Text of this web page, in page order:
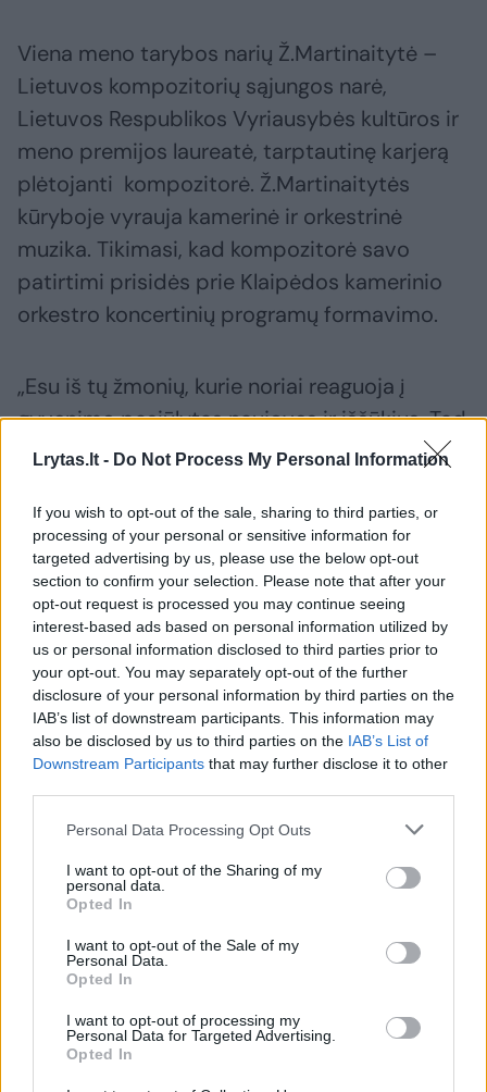
Lrytas.lt - Do Not Process My Personal Information
If you wish to opt-out of the sale, sharing to third parties, or
processing of your personal or sensitive information for
targeted advertising by us, please use the below opt-out
section to confirm your selection. Please note that after your
opt-out request is processed you may continue seeing
interest-based ads based on personal information utilized by
us or personal information disclosed to third parties prior to
your opt-out. You may separately opt-out of the further
disclosure of your personal information by third parties on the
IAB’s list of downstream participants. This information may
also be disclosed by us to third parties on the IAB’s List of
Downstream Participants that may further disclose it to other
Personal Data Processing Opt Outs
I want to opt-out of the Sharing of my
personal data.
Opted In
I want to opt-out of the Sale of my
Personal Data.
Opted In
I want to opt-out of processing my
Personal Data for Targeted Advertising.
Opted In
Viena meno tarybos narių Ž.Martinaitytė –
Lietuvos kompozitorių sąjungos narė,
Lietuvos Respublikos Vyriausybės kultūros ir
meno premijos laureatė, tarptautinę karjerą
plėtojanti kompozitorė. Ž.Martinaitytės
kūryboje vyrauja kamerinė ir orkestrinė
muzika. Tikimasi, kad kompozitorė savo
patirtimi prisidės prie Klaipėdos kamerinio
orkestro koncertinių programų formavimo.
„Esu iš tų žmonių, kurie noriai reaguoja į
gyvenimo pasiūlytas naujoves ir iššūkius. Tad
sulaukusi pasiūlymo tapti meno tarybos nare,
turi užtikrinti aukštos, profesionalios kokybės
kultūrinę pasiūlą koncertų salėje.
Kartu su tarybos nariais to ir sieksime. Kas
geriau nei profesionalūs klasikinės muzikos
atstovai sugeba perprasti šio žanro
subtilybes ir savo išmanymą
panaudoti darydami įtaką programų
orkestro „Trimitas“ (dabartinio Lietuvos
simfoninio pučiamųjų orkestro) buvęs
vadovas D.Staponkus reikšminga darbo
patirtimi dalysis formuojant Klaipėdos brass
kvinteto meninę veiklą.